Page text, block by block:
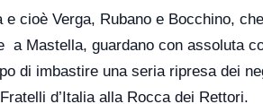
e cioè Verga, Rubano e Bocchino,
a Mastella, guardano con assoluta
di imbastire una seria ripresa dei
d’Italia alla Rocca dei Rettori.